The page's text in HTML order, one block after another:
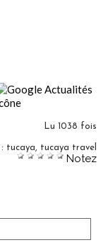
Lu 1038 fois
: tucaya, tucaya travel
Notez